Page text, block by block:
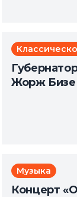
Жорж Бизе
Музыка
Концерт